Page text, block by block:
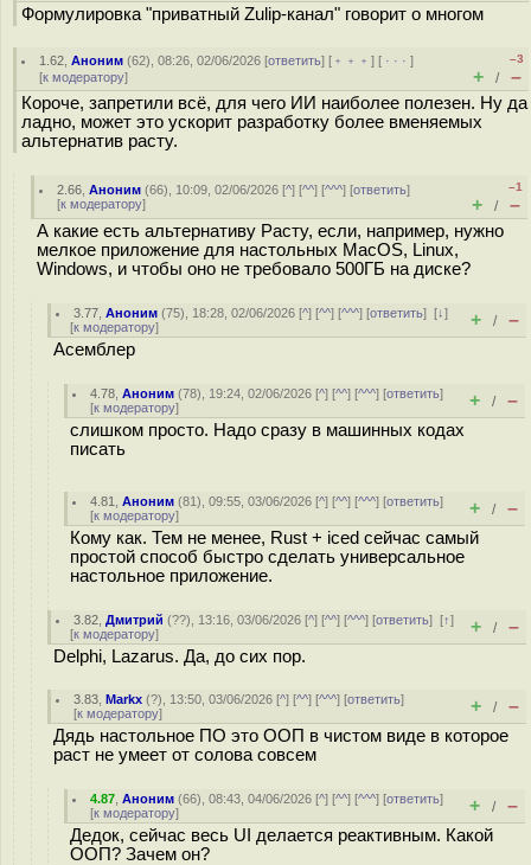
Формулировка "приватный Zulip-канал" говорит о многом
1.62 ,Аноним (62), 08:26, 02/06/2026 [ответить] [ ﹢﹢﹢] [ · · ·]
[к модератору]
–3
+ / –
Короче, запретили всё, для чего ИИ наиболее полезен. Ну да
ладно, может это ускорит разработку более вменяемых
альтернатив расту.
2.66 ,Аноним (66), 10:09, 02/06/2026 [^] [^^] [^^^] [ответить]
[к модератору]
–1
+ / –
А какие есть альтернативу Расту, если, например, нужно
мелкое приложение для настольных MacOS, Linux,
Windows, и чтобы оно не требовало 500ГБ на диске?
3.77 ,Аноним (75), 18:28, 02/06/2026 [^] [^^] [^^^] [ответить][↓]
[к модератору] + / –
Асемблер
4.78 ,Аноним (78), 19:24, 02/06/2026 [^] [^^] [^^^] [ответить]
[к модератору] + / –
слишком просто. Надо сразу в машинных кодах
писать
4.81 ,Аноним (81), 09:55, 03/06/2026 [^] [^^] [^^^] [ответить]
[к модератору] + / –
Кому как. Тем не менее, Rust + iced сейчас самый
простой способ быстро сделать универсальное
настольное приложение.
3.82 ,Дмитрий (??), 13:16, 03/06/2026 [^] [^^] [^^^] [ответить][↑]
[к модератору] + / –
Delphi, Lazarus. Да, до сих пор.
3.83 ,Markx (?), 13:50, 03/06/2026 [^] [^^] [^^^] [ответить]
[к модератору] + / –
Дядь настольное ПО это ООП в чистом виде в которое
раст не умеет от солова совсем
4.87 ,Аноним (66), 08:43, 04/06/2026 [^] [^^] [^^^] [ответить]
[к модератору] + / –
Дедок, сейчас весь UI делается реактивным. Какой
ООП? Зачем он?